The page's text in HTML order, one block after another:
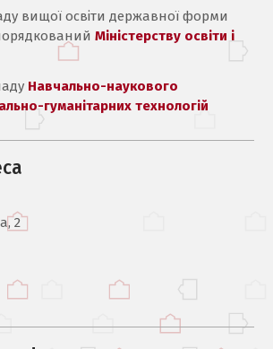
вищої освіти державної форми
Міністерству освіти і
Навчально-наукового
гуманітарних технологій
2